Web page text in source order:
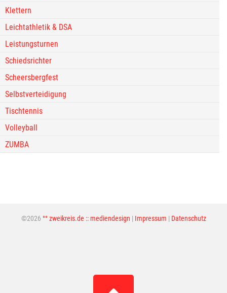
Klettern
Leichtathletik & DSA
Leistungsturnen
Schiedsrichter
Scheersbergfest
Selbstverteidigung
Tischtennis
Volleyball
ZUMBA
©2026 °° zweikreis.de :: mediendesign | Impressum | Datenschutz